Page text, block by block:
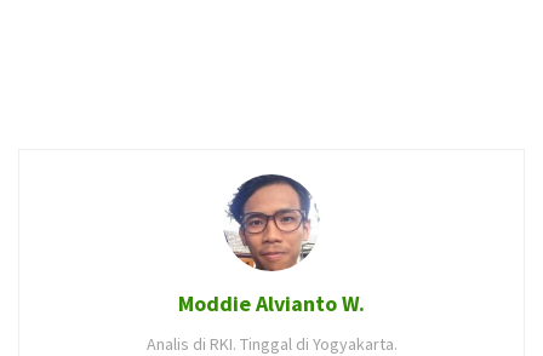
Moddie Alvianto W.
Analis di RKI. Tinggal di Yogyakarta.